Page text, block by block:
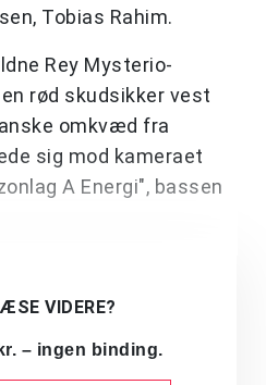
Tobias Rahim.
Rey Mysterio-
rød skudsikker vest
omkvæd fra
sig mod kameraet
A Energi", bassen
VIDERE?
– ingen binding.